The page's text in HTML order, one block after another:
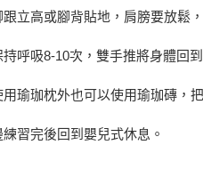
立高或腳背貼地，肩膀要放鬆
呼吸8-10次，雙手推將身體回
用瑜珈枕外也可以使用瑜珈磚，
習完後回到嬰兒式休息。